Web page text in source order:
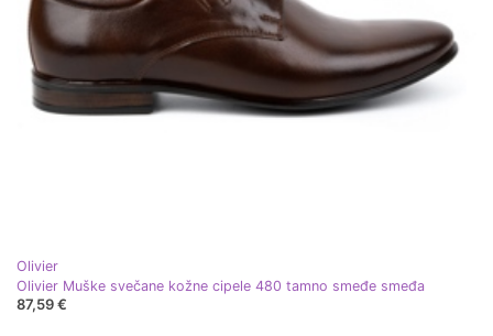
Olivier
Olivier Muške svečane kožne cipele 480 tamno smeđe smeđa
87,59 €